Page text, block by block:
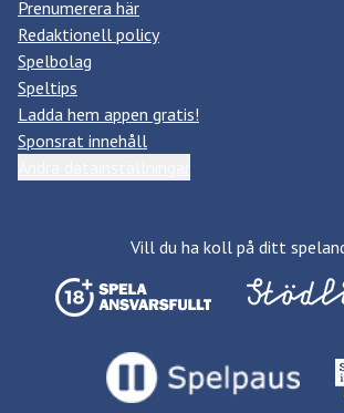
Prenumerera här
Redaktionell policy
Spelbolag
Speltips
Ladda hem appen gratis!
Sponsrat innehåll
Vill du ha koll på ditt